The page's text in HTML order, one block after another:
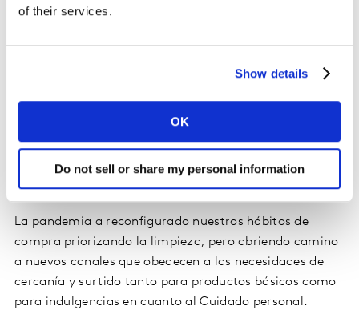
of their services.
Show details
OK
Do not sell or share my personal information
compradores y no solo por sus medios habituales como
es la compra por catálogo o en sus tiendas. Cabe
mencionar que el 100% de desarrollo de esta marca
provino de sus categorías de belleza y el 95% de su
recuperación se debió a estas tres: cuidado de la piel,
La pandemia a reconfigurado nuestros hábitos de
compra priorizando la limpieza, pero abriendo camino
a nuevos canales que obedecen a las necesidades de
cercanía y surtido tanto para productos básicos como
para indulgencias en cuanto al Cuidado personal.